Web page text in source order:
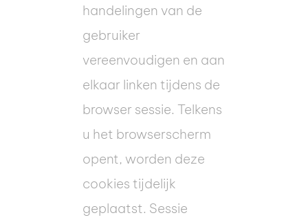
handelingen van de
gebruiker
vereenvoudigen en aan
elkaar linken tijdens de
browser sessie. Telkens
u het browserscherm
opent, worden deze
cookies tijdelijk
geplaatst. Sessie